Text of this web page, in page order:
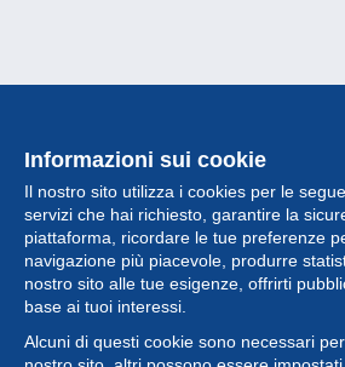
Informazioni sui cookie
Il nostro sito utilizza i cookies per le
servizi che hai richiesto, garantire la
piattaforma, ricordare le tue preferenze
navigazione più piacevole, produrre
nostro sito alle tue esigenze, offrirti
base ai tuoi interessi.
Alcuni di questi cookie sono necessari
Collezione
Novità